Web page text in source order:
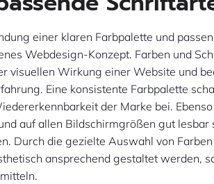
einer klaren Farbpalette und
Webdesign-Konzept. Farben und
visuellen Wirkung einer Website und
Eine konsistente Farbpalette
der Marke bei.
auf allen Bildschirmgrößen gut lesbar
Durch die gezielte Auswahl von
ansprechend gestaltet werden,